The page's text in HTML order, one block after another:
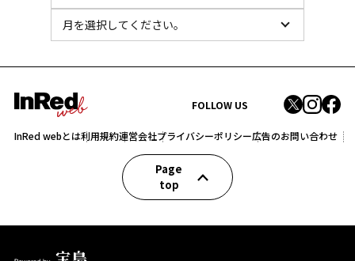
FOLLOW US
InRed webとは利用規約運営会社プライバシーポリシー広告のお問い合わせ
Page
top